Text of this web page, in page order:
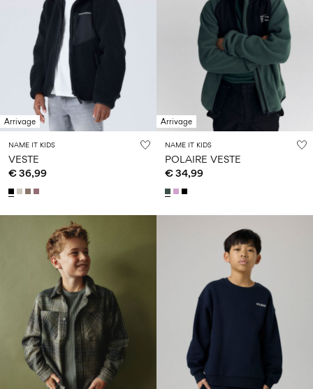
Arrivage
NAME IT KIDS
VESTE
€ 36,99
Arrivage
NAME IT KIDS
POLAIRE VESTE
€ 34,99